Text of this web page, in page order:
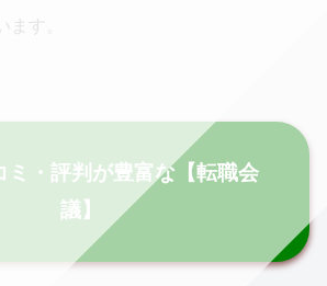
ます。
ミ・評判が豊富な【転職会
議】